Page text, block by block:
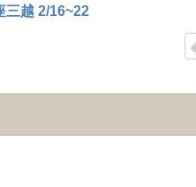
三越 2/16~22